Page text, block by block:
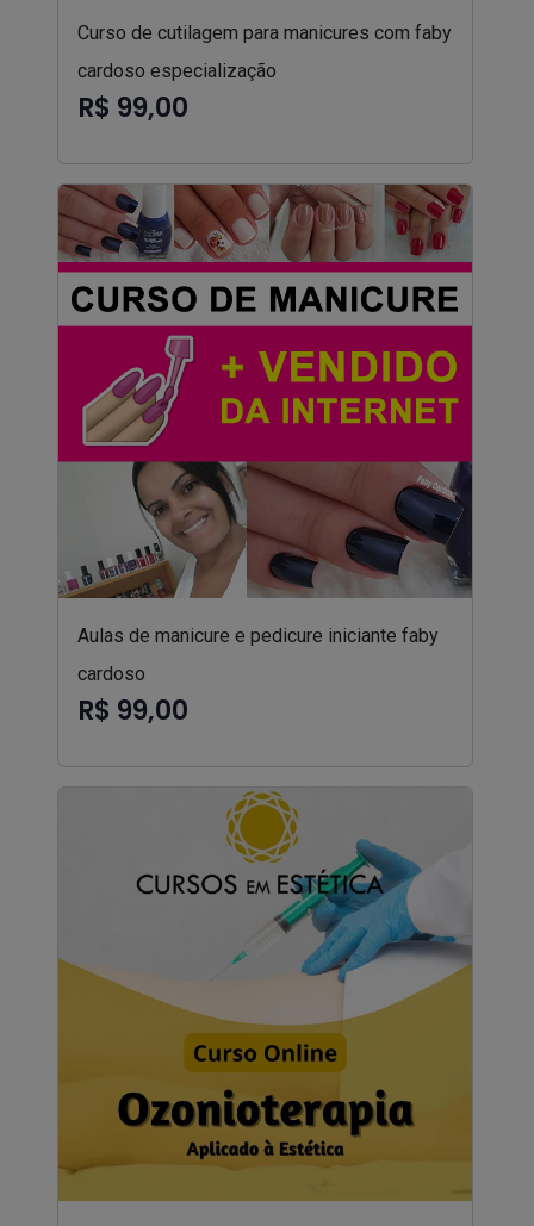
Curso de cutilagem para manicures com faby
cardoso especialização
R$ 99,00
Aulas de manicure e pedicure iniciante faby
cardoso
R$ 99,00